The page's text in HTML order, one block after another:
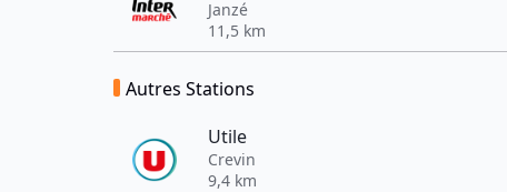
Janzé
11,5 km
Autres Stations
Utile
Crevin
9,4 km